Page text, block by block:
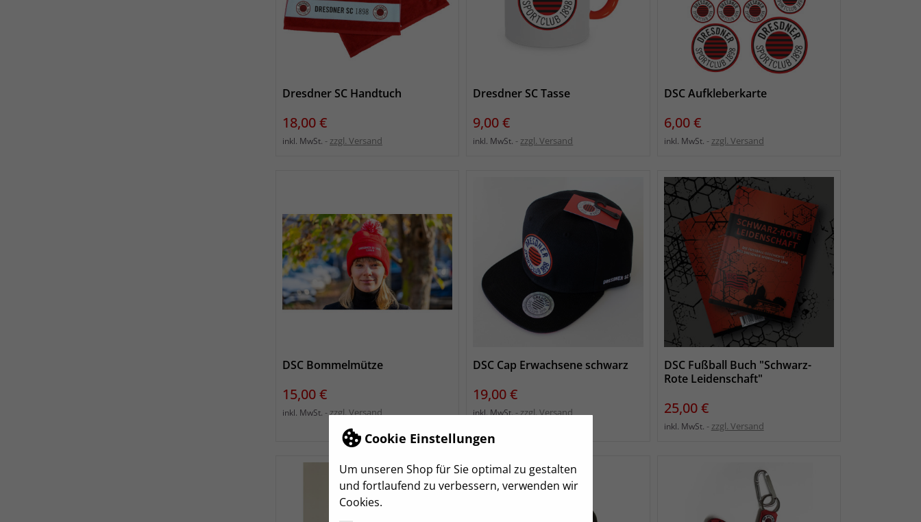
Cookie Einstellungen
Um unseren Shop für Sie optimal zu gestalten
und fortlaufend zu verbessern, verwenden wir
Cookies.
Dresdner SC Handtuch
Preis
18,00 €
inkl. MwSt. zzgl. Versand
Dresdner SC Tasse
Preis
9,00 €
inkl. MwSt. zzgl. Versand
DSC Aufkleberkarte
Preis
6,00 €
inkl. MwSt. zzgl. Versand
DSC Bommelmütze
Preis
15,00 €
inkl. MwSt. zzgl. Versand
DSC Cap Erwachsene schwarz
Preis
19,00 €
inkl. MwSt. zzgl. Versand
DSC Fußball Buch "Schwarz-
Rote Leidenschaft"
Preis
25,00 €
inkl. MwSt. zzgl. Versand